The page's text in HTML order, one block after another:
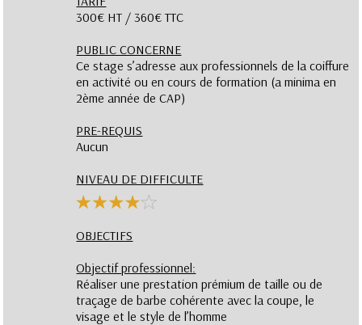
300€ HT / 360€ TTC
PUBLIC CONCERNE
Ce stage s’adresse aux professionnels de la coiffure
en activité ou en cours de formation (a minima en
2ème année de CAP)
PRE-REQUIS
Aucun
NIVEAU DE DIFFICULTE
OBJECTIFS
Objectif professionnel:
Réaliser une prestation prémium de taille ou de
traçage de barbe cohérente avec la coupe, le
visage et le style de l’homme